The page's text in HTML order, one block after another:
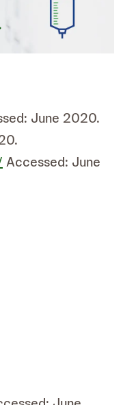
June 2020.
Accessed: June